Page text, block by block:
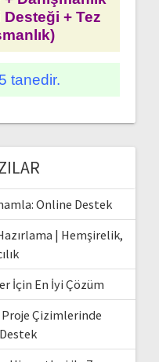
+ Tez
tanedir.
Online Destek
| Hemşirelik,
İçin En İyi Çözüm
Proje Çizimlerinde